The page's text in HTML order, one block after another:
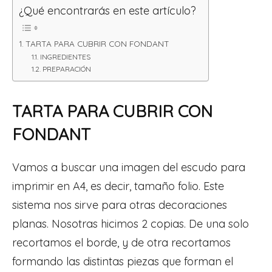
¿Qué encontrarás en este artículo?
TARTA PARA CUBRIR CON FONDANT
INGREDIENTES
PREPARACIÓN
TARTA PARA CUBRIR CON
FONDANT
Vamos a buscar una imagen del escudo para
imprimir en A4, es decir, tamaño folio. Este
sistema nos sirve para otras decoraciones
planas. Nosotras hicimos 2 copias. De una solo
recortamos el borde, y de otra recortamos
formando las distintas piezas que forman el